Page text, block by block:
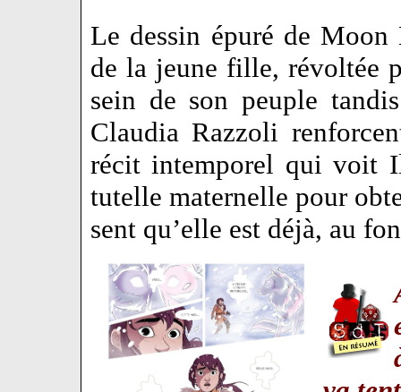
Le dessin épuré de
de la jeune fille, révoltée
sein de son peuple
Claudia Razzoli
récit intemporel qui voit
tutelle maternelle pour
sent qu’elle est déjà, au